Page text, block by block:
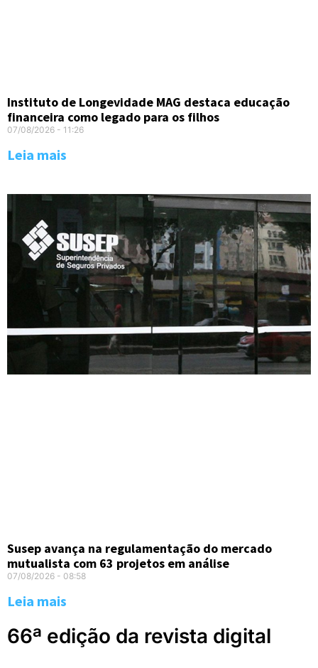
Instituto de Longevidade MAG destaca educação
financeira como legado para os filhos
07/08/2026 11:26
Leia mais
Susep avança na regulamentação do mercado
mutualista com 63 projetos em análise
07/08/2026 08:58
Leia mais
66ª edição da revista digital